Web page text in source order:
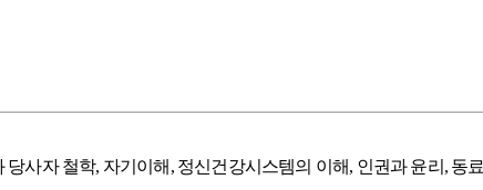
당사자 철학, 자기이해 , 정신건강시스템의 이해, 인권과 윤리 , 동